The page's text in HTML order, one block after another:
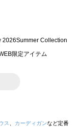
ス カーディガンなど定番